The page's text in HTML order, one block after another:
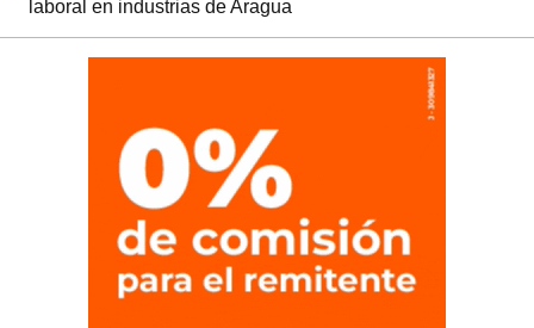
laboral en industrias de Aragua